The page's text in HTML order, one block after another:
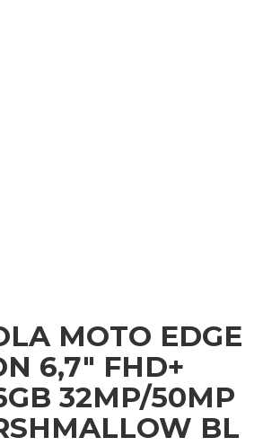
MOTO EDGE
6,7″ FHD+
32MP/50MP
BL